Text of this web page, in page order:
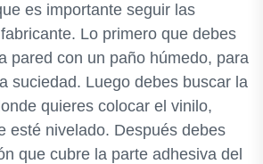
es importante seguir las
Lo primero que debes
pared con un paño húmedo, para
suciedad. Luego debes buscar la
quieres colocar el vinilo,
esté nivelado. Después debes
que cubre la parte adhesiva del